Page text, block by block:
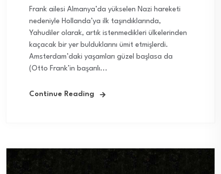
Frank ailesi Almanya’da yükselen Nazi hareketi
nedeniyle Hollanda’ya ilk taşındıklarında,
Yahudiler olarak, artık istenmedikleri ülkelerinden
kaçacak bir yer bulduklarını ümit etmişlerdi.
Amsterdam’daki yaşamları güzel başlasa da
(Otto Frank’in başarılı...
Continue Reading